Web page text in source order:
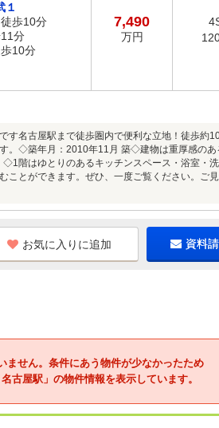
１
歩10分
分
10分
7,490
万円
す名古屋駅まで徒歩圏内で便利な立地！徒歩約
。◇築年月：2010年11月 築◇建物は重厚感の
◇1階はゆとりのあるキッチンスペース・浴室・
ことができます。ぜひ、一度ご覧ください。ご
お気に入りに追加 資料
ません。条件にあう物件が少なかったため
古屋駅」の物件情報を表示しています。